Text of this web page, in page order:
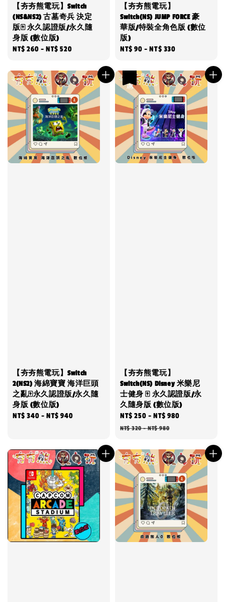
【夯夯熊電玩】Switch
(NS&NS2) 古墓奇兵 決定
版🀄 永久認證版/永久隨
身版 (數位版)
Regular
NT$ 260 -NT$ 520
【夯夯熊電玩】
Switch(NS) JUMP FORCE 豪
華版/特裝全角色版 (數位
版)
Regular
NT$ 90 -NT$ 330
【夯夯熊電玩】Switch
2(NS2) 海綿寶寶 海洋巨頭
之亂🀄永久認證版/永久隨
身版 (數位版)
Regular
NT$ 340 -NT$ 940
【夯夯熊電玩】
Switch(NS) Disney 米樂尼
士健身 🀄 永久認證版/永
久隨身版 (數位版)
Sale
price
NT$ 250 -NT$ 980
NT$ 320-NT$ 980